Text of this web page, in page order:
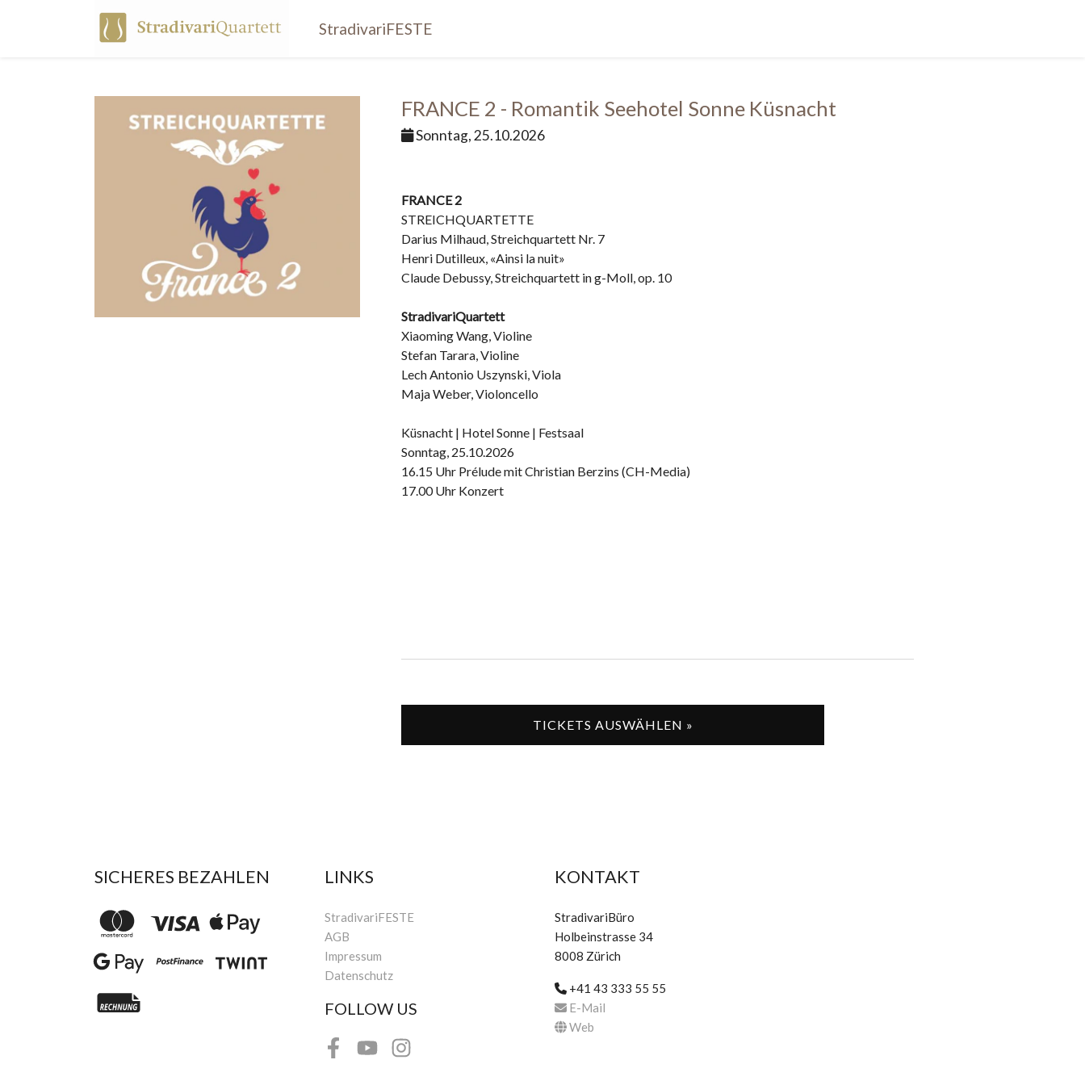
StradivariFESTE
FRANCE 2 - Romantik Seehotel Sonne Küsnacht
Sonntag, 25.10.2026
FRANCE 2
STREICHQUARTETTE
Darius Milhaud, Streichquartett Nr. 7
Henri Dutilleux, «Ainsi la nuit»
Claude Debussy, Streichquartett in g-Moll, op. 10
StradivariQuartett
Xiaoming Wang, Violine
Stefan Tarara, Violine
Lech Antonio Uszynski, Viola
Maja Weber, Violoncello
Küsnacht | Hotel Sonne | Festsaal
Sonntag, 25.10.2026
16.15 Uhr Prélude mit Christian Berzins (CH-Media)
17.00 Uhr Konzert
TICKETS AUSWÄHLEN »
SICHERES BEZAHLEN LINKS
StradivariFESTE
AGB
Impressum
Datenschutz
FOLLOW US
FacebookYoutubeInstagram
KONTAKT
StradivariBüro
Holbeinstrasse 34
8008 Zürich
+41 43 333 55 55
E-Mail
Web